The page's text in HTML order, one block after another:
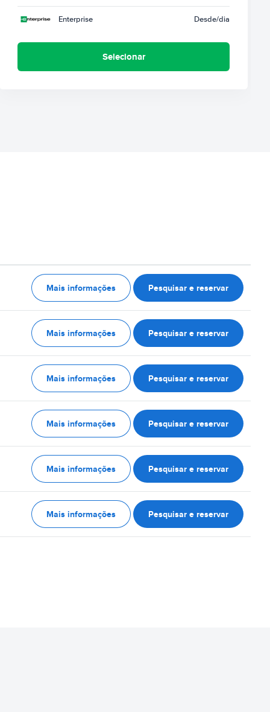
Enterprise Desde/dia
Selecionar
Mais informações Pesquisar e reservar
Mais informações Pesquisar e reservar
Mais informações Pesquisar e reservar
Mais informações Pesquisar e reservar
Mais informações Pesquisar e reservar
Mais informações Pesquisar e reservar